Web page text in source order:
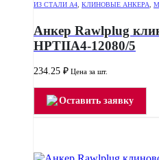
ИЗ СТАЛИ А4, КЛИНОВЫЕ АНКЕРА,
Анкер Rawlplug
HPTIIA4-12080/5
234.25 ₽ Цена за шт.
Оставить заявку